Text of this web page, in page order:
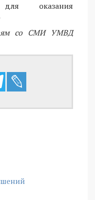
оказания
со СМИ УМВД